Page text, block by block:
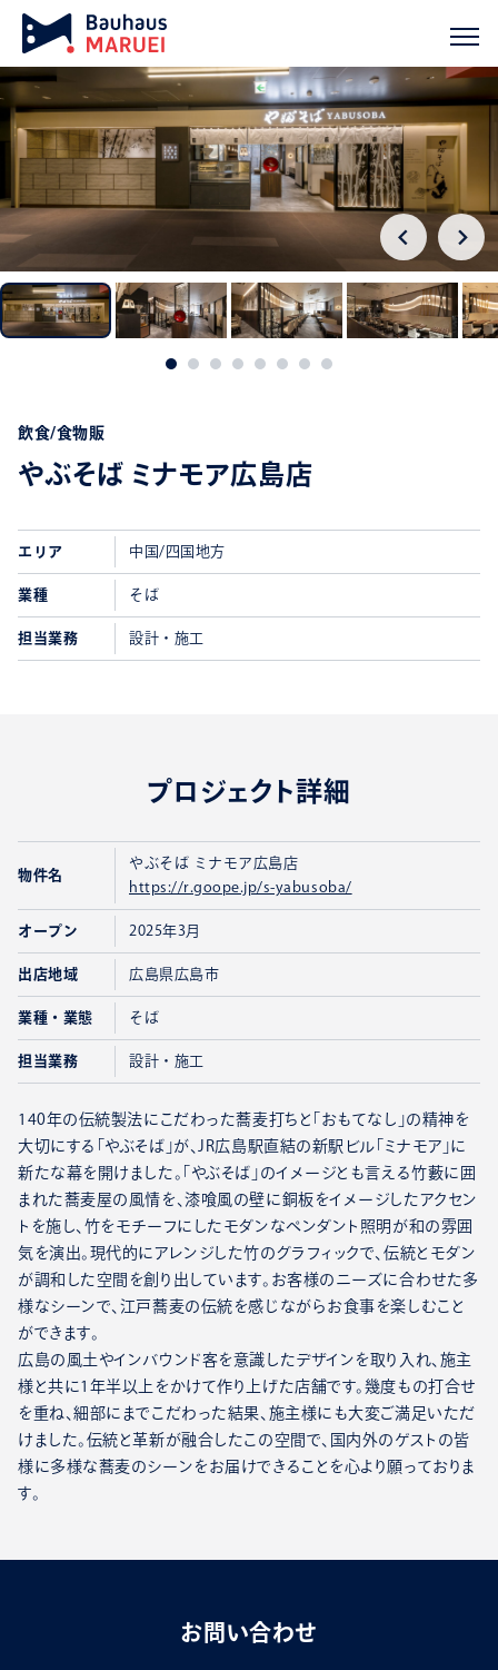
ホーム 実績紹介 chevron_right
飲食/食物販
やぶそば ミナモア広島店
エリア 中国/四国地方
業種 そば
担当業務 設計・施工
プロジェクト詳細
物件名
やぶそば ミナモア広島店
https://r.goope.jp/s-yabusoba/
オープン 2025年3月
出店地域 広島県広島市
業種・業態 そば
担当業務 設計・施工
140年の伝統製法にこだわった蕎麦打ちと「おもてなし」の精神を
大切にする「やぶそば」が、JR広島駅直結の新駅ビル「ミナモア」に
新たな幕を開けました。「やぶそば」のイメージとも言える竹藪に囲
まれた蕎麦屋の風情を、漆喰風の壁に銅板をイメージしたアクセン
トを施し、竹をモチーフにしたモダンなペンダント照明が和の雰囲
気を演出。現代的にアレンジした竹のグラフィックで、伝統とモダン
が調和した空間を創り出しています。お客様のニーズに合わせた多
様なシーンで、江戸蕎麦の伝統を感じながらお食事を楽しむこと
ができます。
広島の風土やインバウンド客を意識したデザインを取り入れ、施主
様と共に1年半以上をかけて作り上げた店舗です。幾度もの打合せ
を重ね、細部にまでこだわった結果、施主様にも大変ご満足いただ
けました。伝統と革新が融合したこの空間で、国内外のゲストの皆
様に多様な蕎麦のシーンをお届けできることを心より願っておりま
す。
お問い合わせ